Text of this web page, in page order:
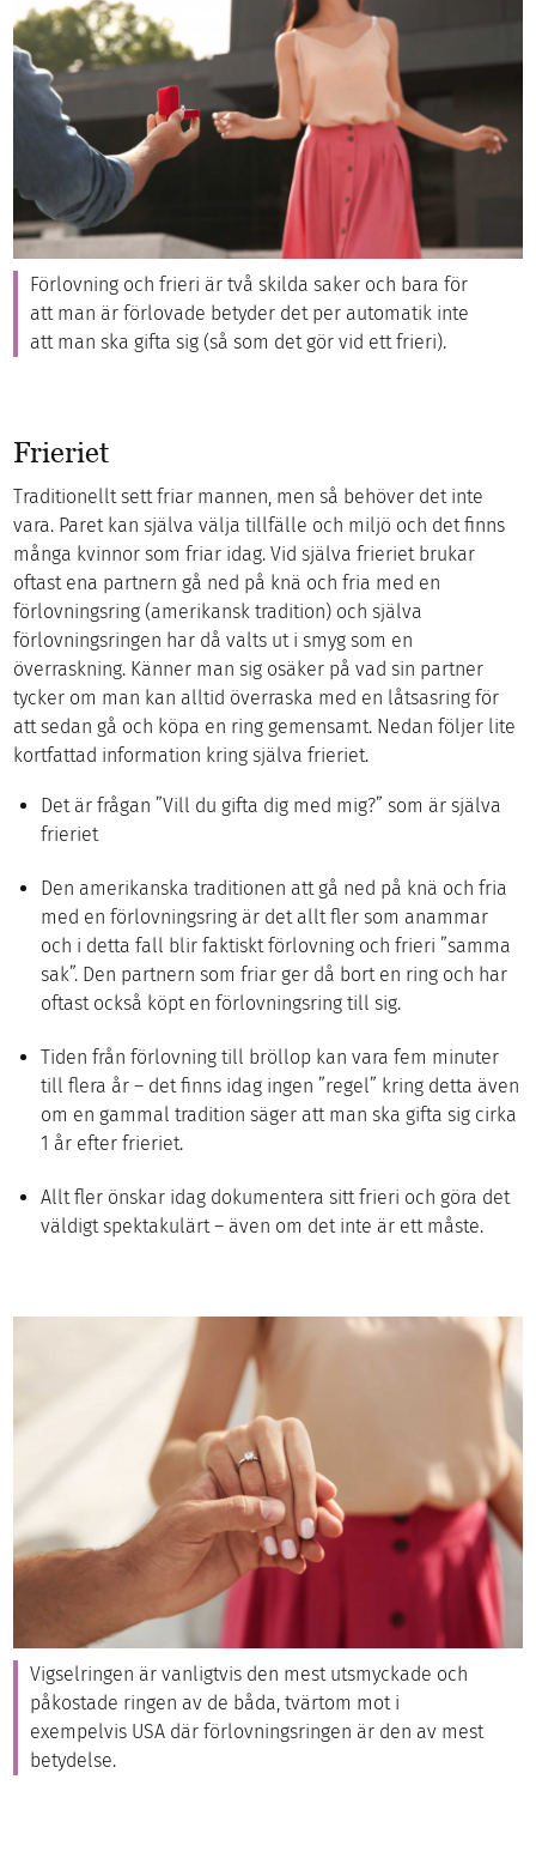
Förlovning och frieri är två skilda saker och bara för
att man är förlovade betyder det per automatik inte
att man ska gifta sig (så som det gör vid ett frieri).
Frieriet
Traditionellt sett friar mannen, men så behöver det inte
vara. Paret kan själva välja tillfälle och miljö och det finns
många kvinnor som friar idag. Vid själva frieriet brukar
oftast ena partnern gå ned på knä och fria med en
förlovningsring (amerikansk tradition) och själva
förlovningsringen har då valts ut i smyg som en
överraskning. Känner man sig osäker på vad sin partner
tycker om man kan alltid överraska med en låtsasring för
att sedan gå och köpa en ring gemensamt. Nedan följer lite
kortfattad information kring själva frieriet.
Det är frågan ”Vill du gifta dig med mig?” som är själva
frieriet
Den amerikanska traditionen att gå ned på knä och fria
med en förlovningsring är det allt fler som anammar
och i detta fall blir faktiskt förlovning och frieri ”samma
sak”. Den partnern som friar ger då bort en ring och har
oftast också köpt en förlovningsring till sig.
Tiden från förlovning till bröllop kan vara fem minuter
till flera år – det finns idag ingen ”regel” kring detta även
om en gammal tradition säger att man ska gifta sig cirka
1 år efter frieriet.
Allt fler önskar idag dokumentera sitt frieri och göra det
väldigt spektakulärt – även om det inte är ett måste.
Vigselringen är vanligtvis den mest utsmyckade och
påkostade ringen av de båda, tvärtom mot i
exempelvis USA där förlovningsringen är den av mest
betydelse.